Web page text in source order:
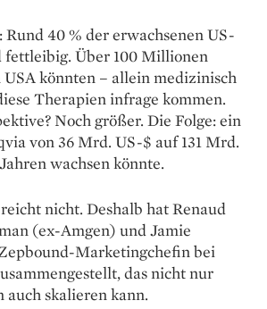
40 % der erwachsenen US-
fettleibig. Über 100 Millionen
USA könnten – allein medizinisch
Therapien infrage kommen.
Noch größer. Die Folge: ein
von 36 Mrd. US-$ auf 131 Mrd.
wachsen könnte.
nicht. Deshalb hat Renaud
(ex-Amgen) und Jamie
Marketingchefin bei
das nicht nur
auch skalieren kann.